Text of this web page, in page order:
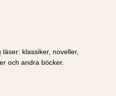
klassiker, noveller,
och andra böcker.